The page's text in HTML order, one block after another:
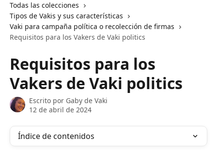
Todas las colecciones
Tipos de Vakis y sus características
Vaki para campaña política o recolección de firmas
Requisitos para los Vakers de Vaki politics
Requisitos para los
Vakers de Vaki politics
Escrito por Gaby de Vaki
12 de abril de 2024
Índice de contenidos